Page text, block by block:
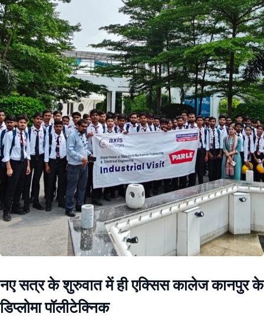
नए सत्र के शुरुवात में ही एक्सिस कालेज कानपुर के
डिप्लोमा पॉलीटेक्निक